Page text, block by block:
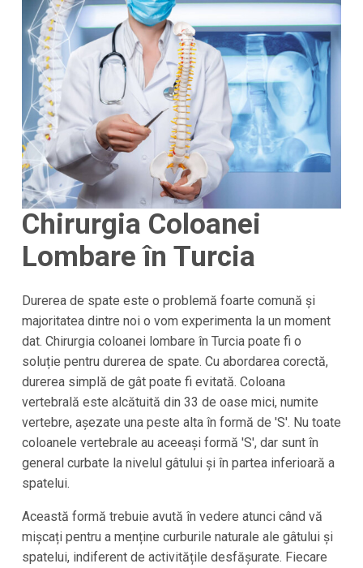
Chirurgia Coloanei
Lombare în Turcia
Durerea de spate este o problemă foarte comună și
majoritatea dintre noi o vom experimenta la un moment
dat. Chirurgia coloanei lombare în Turcia poate fi o
soluție pentru durerea de spate. Cu abordarea corectă,
durerea simplă de gât poate fi evitată. Coloana
vertebrală este alcătuită din 33 de oase mici, numite
vertebre, așezate una peste alta în formă de 'S'. Nu toate
coloanele vertebrale au aceeași formă 'S', dar sunt în
general curbate la nivelul gâtului și în partea inferioară a
spatelui.
Această formă trebuie avută în vedere atunci când vă
mișcați pentru a menține curburile naturale ale gâtului și
spatelui, indiferent de activitățile desfășurate. Fiecare